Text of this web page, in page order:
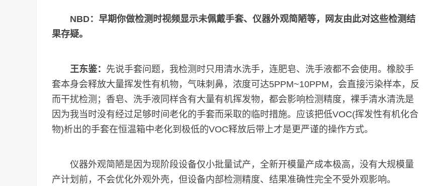
NBD：早期你做检测时视频显示未佩戴手套、仪器外观简陋等，网友由此对这些检测结
果存疑。
王东鉴： 先说手套问题，我检测时只用清水洗手，连肥皂、洗手液都不会使用。橡胶手
套本身会释放大量挥发性有机物，气味刺鼻，浓度可达5PPM~10PPM，会直接污染样本，反
而干扰检测；香皂、洗手液同样含有大量有机挥发物，都会影响检测精度，裸手清水清洗是
因为我当时没有经过足够时间老化的手套而采取的临时措施。应该把低VOC(挥发性有机化合
物)析出的手套在恒温箱中老化到极低的VOC释放后带上才是更严谨的操作方式。
仪器外观简陋是因为现阶段设备仅小批量试产，全新开模量产成本极高，没有大规模量
产计划前，不会优化外观外壳，但设备内部检测精度、结果准确性完全不受外观影响。